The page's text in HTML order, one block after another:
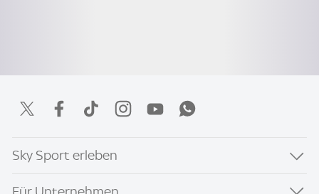
Sky Sport erleben